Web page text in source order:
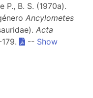
P., B. S. (1970a).
Ancylometes
Acta
-- Show